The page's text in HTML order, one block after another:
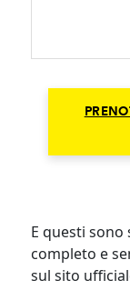
E questi sono
completo e
sul sito